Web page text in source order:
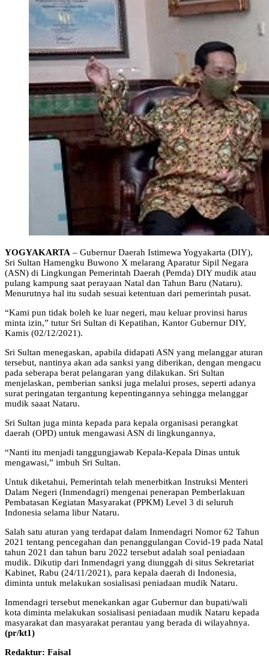
YOGYAKARTA – Gubernur Daerah Istimewa Yogyakarta (DIY),
Sri Sultan Hamengku Buwono X melarang Aparatur Sipil Negara
(ASN) di Lingkungan Pemerintah Daerah (Pemda) DIY mudik atau
pulang kampung saat perayaan Natal dan Tahun Baru (Nataru).
Menurutnya hal itu sudah sesuai ketentuan dari pemerintah pusat.
“Kami pun tidak boleh ke luar negeri, mau keluar provinsi harus
minta izin,” tutur Sri Sultan di Kepatihan, Kantor Gubernur DIY,
Kamis (02/12/2021).
Sri Sultan menegaskan, apabila didapati ASN yang melanggar aturan
tersebut, nantinya akan ada sanksi yang diberikan, dengan mengacu
pada seberapa berat pelangaran yang dilakukan. Sri Sultan
menjelaskan, pemberian sanksi juga melalui proses, seperti adanya
surat peringatan tergantung kepentingannya sehingga melanggar
mudik saaat Nataru.
Sri Sultan juga minta kepada para kepala organisasi perangkat
daerah (OPD) untuk mengawasi ASN di lingkungannya,
“Nanti itu menjadi tanggungjawab Kepala-Kepala Dinas untuk
mengawasi,” imbuh Sri Sultan.
Untuk diketahui, Pemerintah telah menerbitkan Instruksi Menteri
Dalam Negeri (Inmendagri) mengenai penerapan Pemberlakuan
Pembatasan Kegiatan Masyarakat (PPKM) Level 3 di seluruh
Indonesia selama libur Nataru.
Salah satu aturan yang terdapat dalam Inmendagri Nomor 62 Tahun
2021 tentang pencegahan dan penanggulangan Covid-19 pada Natal
tahun 2021 dan tahun baru 2022 tersebut adalah soal peniadaan
mudik. Dikutip dari Inmendagri yang diunggah di situs Sekretariat
Kabinet, Rabu (24/11/2021), para kepala daerah di Indonesia,
diminta untuk melakukan sosialisasi peniadaan mudik Nataru.
Inmendagri tersebut menekankan agar Gubernur dan bupati/wali
kota diminta melakukan sosialisasi peniadaan mudik Nataru kepada
masyarakat dan masyarakat perantau yang berada di wilayahnya.
(pr/kt1)
Redaktur: Faisal